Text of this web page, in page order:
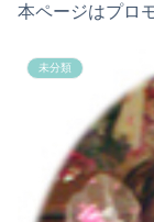
本ページはプロ
未分類